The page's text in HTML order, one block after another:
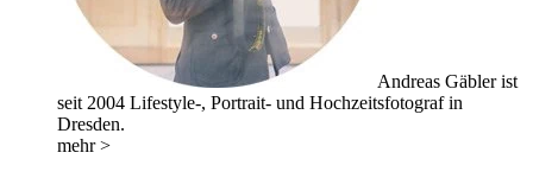
Andreas Gäbler ist
seit 2004 Lifestyle-, Portrait- und Hochzeitsfotograf in
Dresden.
mehr >